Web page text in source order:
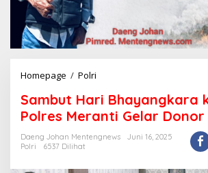
Homepage / Polri
m
b
u
t
Sambut Hari Bhayangkara
Polres Meranti Gelar Donor
Daeng Johan Mentengnews
Juni 16, 2025
Polri
6537 Dilihat